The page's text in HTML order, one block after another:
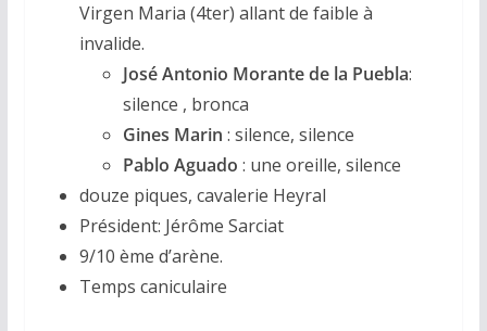
Virgen Maria (4ter) allant de faible à
invalide.
José Antonio Morante de la Puebla:
silence , bronca
Gines Marin : silence, silence
Pablo Aguado : une oreille, silence
douze piques, cavalerie Heyral
Président: Jérôme Sarciat
9/10 ème d’arène.
Temps caniculaire